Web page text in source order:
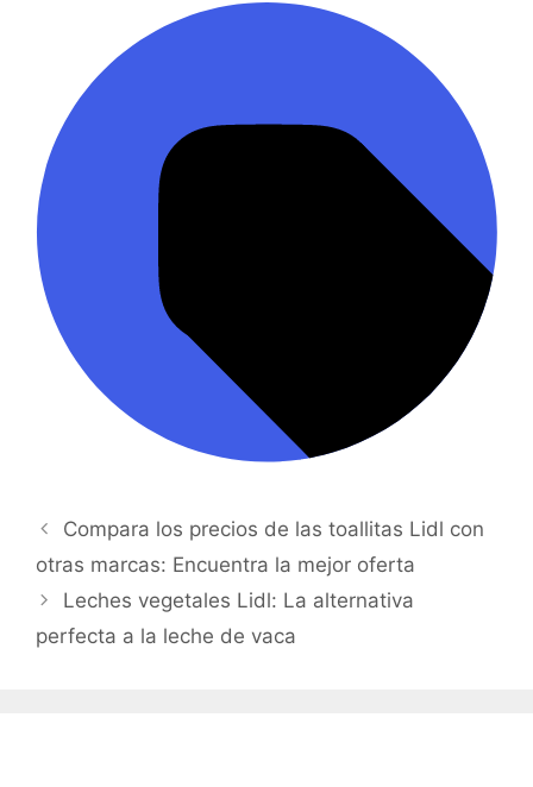
Compara los precios de las toallitas Lidl con
otras marcas: Encuentra la mejor oferta
Leches vegetales Lidl: La alternativa
perfecta a la leche de vaca